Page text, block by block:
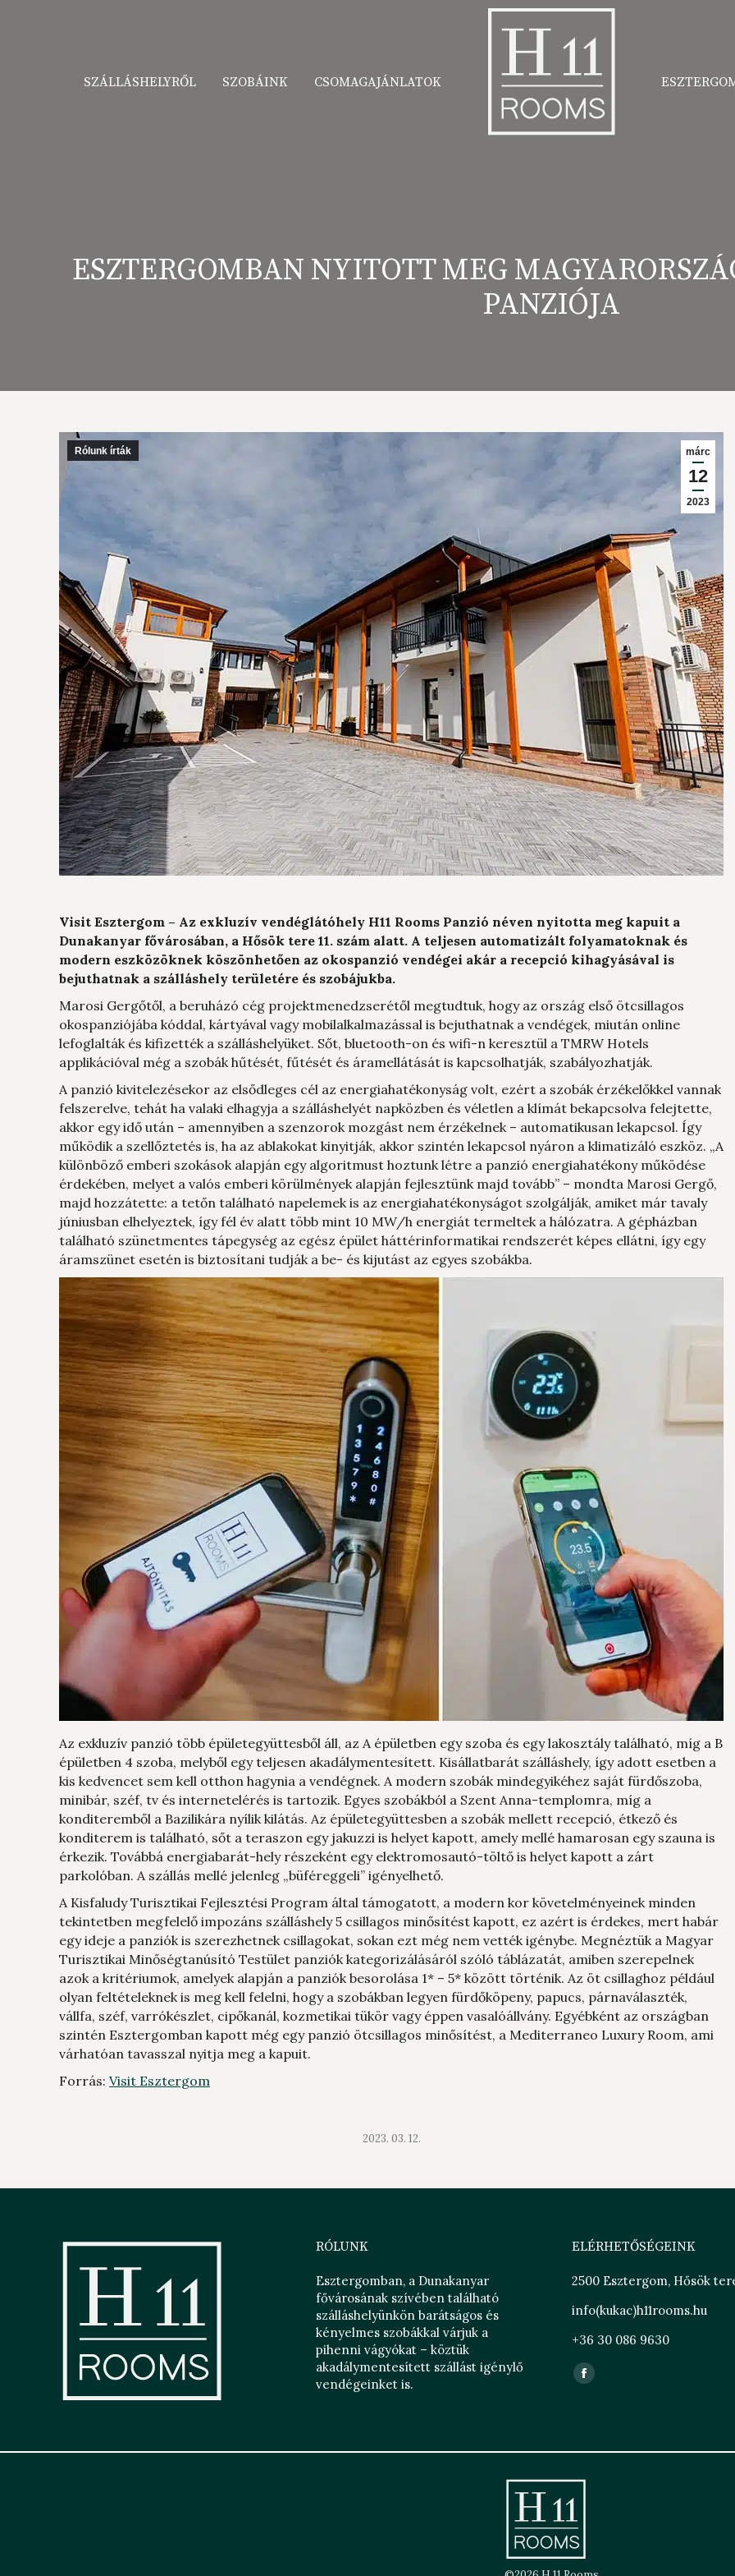
SZÁLLÁSHELYRŐL SZOBÁINK CSOMAGAJÁNLATOK
ESZTERGOMBAN NYITOTT MEG
PANZIÓJA
márc
12
2023
Rólunk írták
Visit Esztergom – Az exkluzív vendéglátóhely H11 Rooms Panzió néven nyitotta meg kapuit a
Dunakanyar fővárosában, a Hősök tere 11. szám alatt. A teljesen automatizált folyamatoknak és
modern eszközöknek köszönhetően az okospanzió vendégei akár a recepció kihagyásával is
bejuthatnak a szálláshely területére és szobájukba.
Marosi Gergőtől, a beruházó cég projektmenedzserétől megtudtuk, hogy az ország első ötcsillagos
okospanziójába kóddal, kártyával vagy mobilalkalmazással is bejuthatnak a vendégek, miután online
lefoglalták és kifizették a szálláshelyüket. Sőt, bluetooth-on és wifi-n keresztül a TMRW Hotels
applikációval még a szobák hűtését, fűtését és áramellátását is kapcsolhatják, szabályozhatják.
A panzió kivitelezésekor az elsődleges cél az energiahatékonyság volt, ezért a szobák érzékelőkkel vannak
felszerelve, tehát ha valaki elhagyja a szálláshelyét napközben és véletlen a klímát bekapcsolva felejtette,
akkor egy idő után – amennyiben a szenzorok mozgást nem érzékelnek – automatikusan lekapcsol. Így
működik a szellőztetés is, ha az ablakokat kinyitják, akkor szintén lekapcsol nyáron a klimatizáló eszköz. „A
különböző emberi szokások alapján egy algoritmust hoztunk létre a panzió energiahatékony működése
érdekében, melyet a valós emberi körülmények alapján fejlesztünk majd tovább” – mondta Marosi Gergő,
majd hozzátette: a tetőn található napelemek is az energiahatékonyságot szolgálják, amiket már tavaly
júniusban elhelyeztek, így fél év alatt több mint 10 MW/h energiát termeltek a hálózatra. A gépházban
található szünetmentes tápegység az egész épület háttérinformatikai rendszerét képes ellátni, így egy
áramszünet esetén is biztosítani tudják a be- és kijutást az egyes szobákba.
Az exkluzív panzió több épületegyüttesből áll, az A épületben egy szoba és egy lakosztály található, míg a B
épületben 4 szoba, melyből egy teljesen akadálymentesített. Kisállatbarát szálláshely, így adott esetben a
kis kedvencet sem kell otthon hagynia a vendégnek. A modern szobák mindegyikéhez saját fürdőszoba,
minibár, széf, tv és internetelérés is tartozik. Egyes szobákból a Szent Anna-templomra, míg a
konditeremből a Bazilikára nyílik kilátás. Az épületegyüttesben a szobák mellett recepció, étkező és
konditerem is található, sőt a teraszon egy jakuzzi is helyet kapott, amely mellé hamarosan egy szauna is
érkezik. Továbbá energiabarát-hely részeként egy elektromosautó-töltő is helyet kapott a zárt
parkolóban. A szállás mellé jelenleg „büféreggeli” igényelhető.
A Kisfaludy Turisztikai Fejlesztési Program által támogatott, a modern kor követelményeinek minden
tekintetben megfelelő impozáns szálláshely 5 csillagos minősítést kapott, ez azért is érdekes, mert habár
egy ideje a panziók is szerezhetnek csillagokat, sokan ezt még nem vették igénybe. Megnéztük a Magyar
Turisztikai Minőségtanúsító Testület panziók kategorizálásáról szóló táblázatát, amiben szerepelnek
azok a kritériumok, amelyek alapján a panziók besorolása 1* – 5* között történik. Az öt csillaghoz például
olyan feltételeknek is meg kell felelni, hogy a szobákban legyen fürdőköpeny, papucs, párnaválaszték,
vállfa, széf, varrókészlet, cipőkanál, kozmetikai tükör vagy éppen vasalóállvány. Egyébként az országban
szintén Esztergomban kapott még egy panzió ötcsillagos minősítést, a Mediterraneo Luxury Room, ami
várhatóan tavasszal nyitja meg a kapuit.
Forrás: Visit Esztergom
2023. 03. 12.
A férjemmel a házassági évfordulónkat
ünnepeltük e csodás városban. Mind
Esztergom, mind a szállásunk elbűvölt
minket, nagyon jól éreztük itt
magunkat. A H11 egy igazi kis oázis a
belváros közepén.
— P. Edit
A vendégek kényelmét
középpontba, ez az okos
bútorok kiválasztásáig
örültünk, hogy edzőterem is
szálláshelyen, így a pihenés
kellett lemondanunk az
alakformálásról.
— T. Kata
RÓLUNK
Esztergomban, a Dunakanyar
fővárosának szívében található
szálláshelyünkön barátságos és
kényelmes szobákkal várjuk a
pihenni vágyókat – köztük
akadálymentesített szállást igénylő
vendégeinket is.
ELÉRHETŐSÉGEINK
2500 Esztergom, Hősök tere
info(kukac)h11rooms.hu
+36 30 086 9630
Find us on:
Facebook
SZÁLLÁSHELYRŐL SZOBÁINK CSOMAGAJÁNLATOK